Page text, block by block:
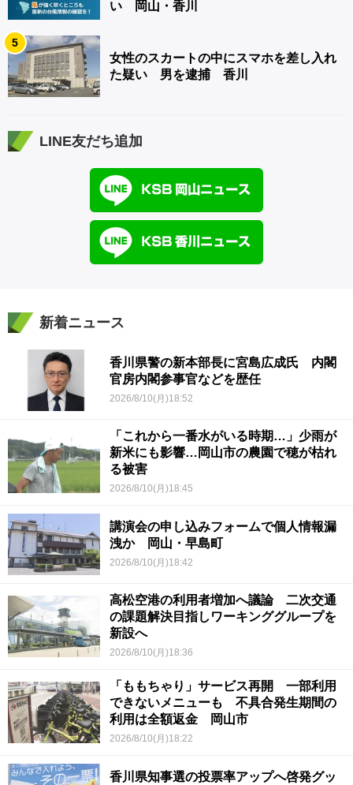
い 岡山・香川
5
女性のスカートの中にスマホを差し入れ
た疑い 男を逮捕 香川
LINE友だち追加
新着ニュース
香川県警の新本部長に宮島広成氏 内閣
官房内閣参事官などを歴任
2026/8/10(月)18:52
「これから一番水がいる時期…」少雨が
新米にも影響…岡山市の農園で穂が枯れ
る被害
2026/8/10(月)18:45
講演会の申し込みフォームで個人情報漏
洩か 岡山・早島町
2026/8/10(月)18:42
高松空港の利用者増加へ議論 二次交通
の課題解決目指しワーキンググループを
新設へ
2026/8/10(月)18:36
「ももちゃり」サービス再開 一部利用
できないメニューも 不具合発生期間の
利用は全額返金 岡山市
2026/8/10(月)18:22
香川県知事選の投票率アップへ啓発グッ